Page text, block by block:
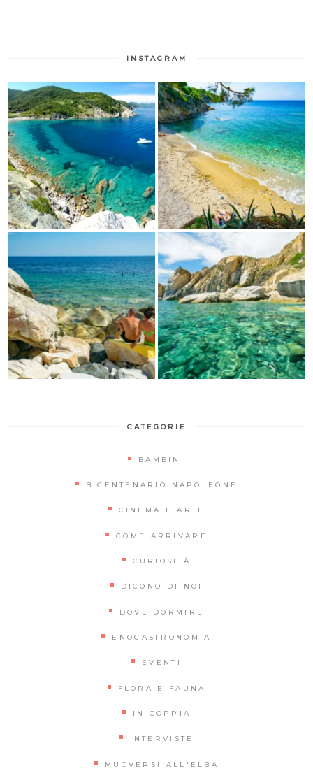
INSTAGRAM
CATEGORIE
BAMBINI
BICENTENARIO NAPOLEONE
CINEMA E ARTE
COME ARRIVARE
CURIOSITÀ
DICONO DI NOI
DOVE DORMIRE
ENOGASTRONOMIA
EVENTI
FLORA E FAUNA
IN COPPIA
INTERVISTE
MUOVERSI ALL'ELBA